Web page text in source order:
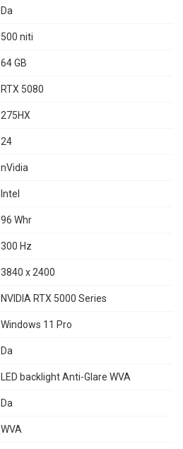
Da
500 niti
64 GB
RTX 5080
275HX
24
nVidia
Intel
96 Whr
300 Hz
3840 x 2400
NVIDIA RTX 5000 Series
Windows 11 Pro
Da
LED backlight Anti-Glare WVA
Da
WVA